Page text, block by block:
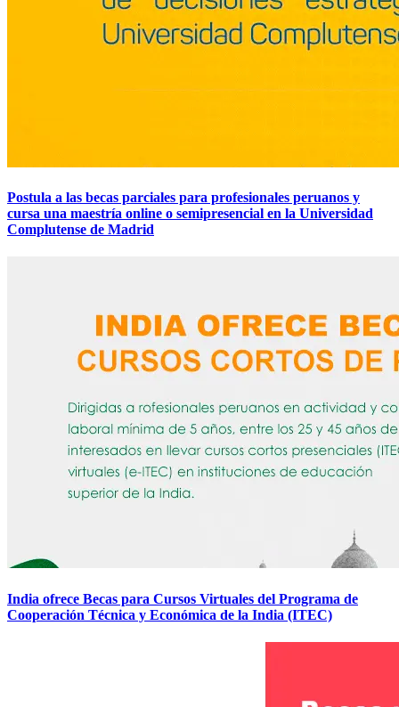
Postula a las becas parciales para profesionales peruanos y
cursa una maestría online o semipresencial en la Universidad
Complutense de Madrid
India ofrece Becas para Cursos Virtuales del Programa de
Cooperación Técnica y Económica de la India (ITEC)